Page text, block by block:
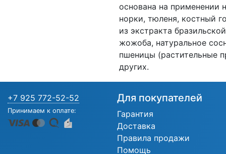
основана на применении
норки, тюленя, костный
из экстракта
жожоба, натуральное
пшеницы (растительные
других.
+7 925 772-52-52
Принимаем к оплате:
Для покупателей
Гарантия
Доставка
Правила продажи
Помощь